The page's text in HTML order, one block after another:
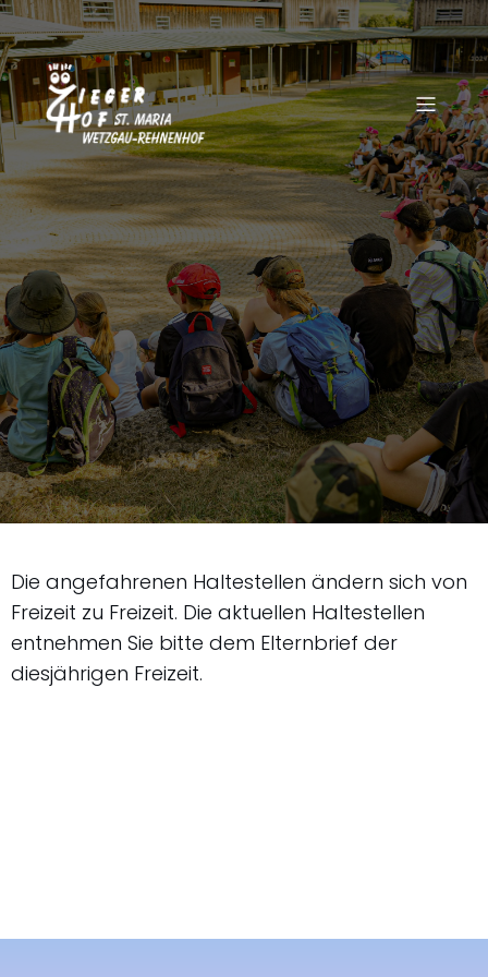
Die angefahrenen Haltestellen ändern sich von
Freizeit zu Freizeit. Die aktuellen Haltestellen
entnehmen Sie bitte dem Elternbrief der
diesjährigen Freizeit.